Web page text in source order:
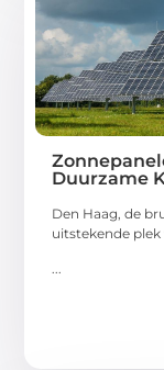
Duurzame
Den Haag, de
uitstekende
...